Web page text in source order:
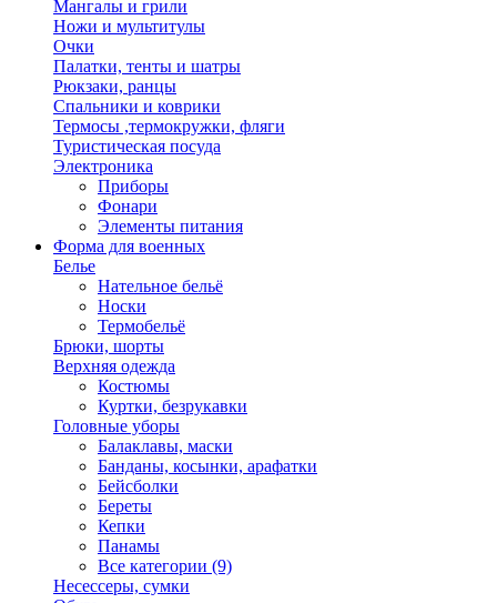
Мангалы и грили
Ножи и мультитулы
Очки
Палатки, тенты и шатры
Рюкзаки, ранцы
Спальники и коврики
Термосы ,термокружки, фляги
Туристическая посуда
Электроника
Приборы
Фонари
Элементы питания
Форма для военных
Белье
Нательное бельё
Носки
Термобельё
Брюки, шорты
Верхняя одежда
Костюмы
Куртки, безрукавки
Головные уборы
Балаклавы, маски
Банданы, косынки, арафатки
Бейсболки
Береты
Кепки
Панамы
Все категории (9)
Несессеры, сумки